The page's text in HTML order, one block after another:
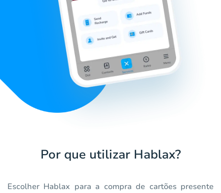
Por que utilizar Hablax?
Escolher Hablax para a compra de cartões presente